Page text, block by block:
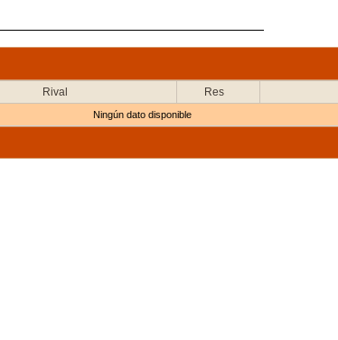
Rival Res
Ningún dato disponible